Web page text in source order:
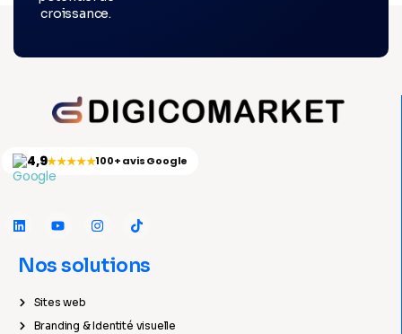
croissance.
4,9★★★★★100+ avis Google
Nos solutions
Sites web
Branding & Identité visuelle